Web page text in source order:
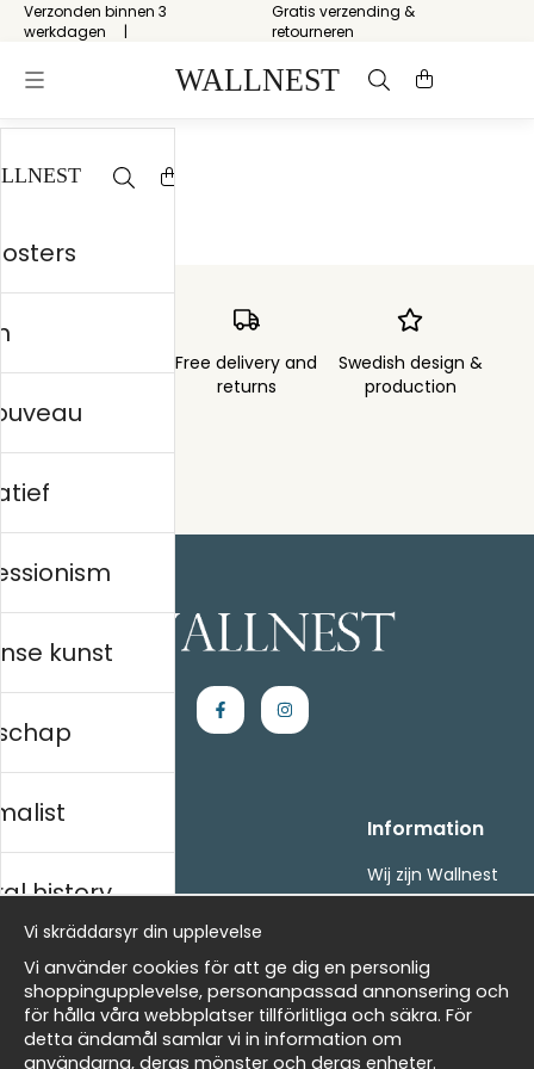
Verzonden binnen 3
werkdagen
Gratis verzending &
retourneren
Start / Op Art
Free delivery and
returns
Swedish design &
production
Handla
Villkor
- Returer och återbetalningar
Om cookies
Mina favoriter
Information
Wij zijn Wallnest
FAQ
Nieuwsbrief
kunst
history
Vi skräddarsyr din upplevelse
Vi använder cookies för att ge dig en personlig
shoppingupplevelse, personanpassad annonsering och
för hålla våra webbplatser tillförlitliga och säkra. För
detta ändamål samlar vi in information om
användarna, deras mönster och deras enheter.